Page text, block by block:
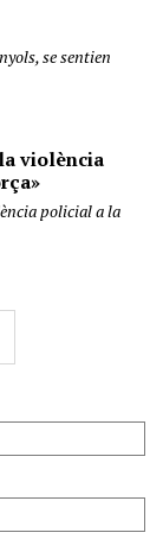
se sentien
violència
policial a la